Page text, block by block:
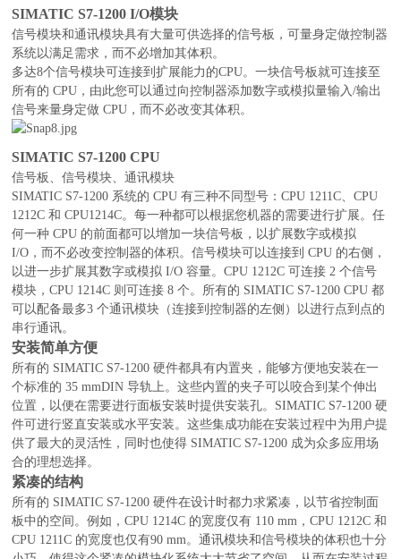
SIMATIC S7-1200 I/O模块
信号模块和通讯模块具有大量可供选择的信号板，可量身定做控制器
系统以满足需求，而不必增加其体积。
多达8个信号模块可连接到扩展能力的CPU。一块信号板就可连接至
所有的 CPU，由此您可以通过向控制器添加数字或模拟量输入/输出
信号来量身定做 CPU，而不必改变其体积。
SIMATIC S7-1200 CPU
信号板、信号模块、通讯模块
SIMATIC S7-1200 系统的 CPU 有三种不同型号：CPU 1211C、CPU
1212C 和 CPU1214C。每一种都可以根据您机器的需要进行扩展。任
何一种 CPU 的前面都可以增加一块信号板，以扩展数字或模拟
I/O，而不必改变控制器的体积。信号模块可以连接到 CPU 的右侧，
以进一步扩展其数字或模拟 I/O 容量。CPU 1212C 可连接 2 个信号
模块，CPU 1214C 则可连接 8 个。所有的 SIMATIC S7-1200 CPU 都
可以配备最多3 个通讯模块（连接到控制器的左侧）以进行点到点的
串行通讯。
安装简单方便
所有的 SIMATIC S7-1200 硬件都具有内置夹，能够方便地安装在一
个标准的 35 mmDIN 导轨上。这些内置的夹子可以咬合到某个伸出
位置，以便在需要进行面板安装时提供安装孔。SIMATIC S7-1200 硬
件可进行竖直安装或水平安装。这些集成功能在安装过程中为用户提
供了最大的灵活性，同时也使得 SIMATIC S7-1200 成为众多应用场
合的理想选择。
紧凑的结构
所有的 SIMATIC S7-1200 硬件在设计时都力求紧凑，以节省控制面
板中的空间。例如，CPU 1214C 的宽度仅有 110 mm，CPU 1212C 和
CPU 1211C 的宽度也仅有90 mm。通讯模块和信号模块的体积也十分